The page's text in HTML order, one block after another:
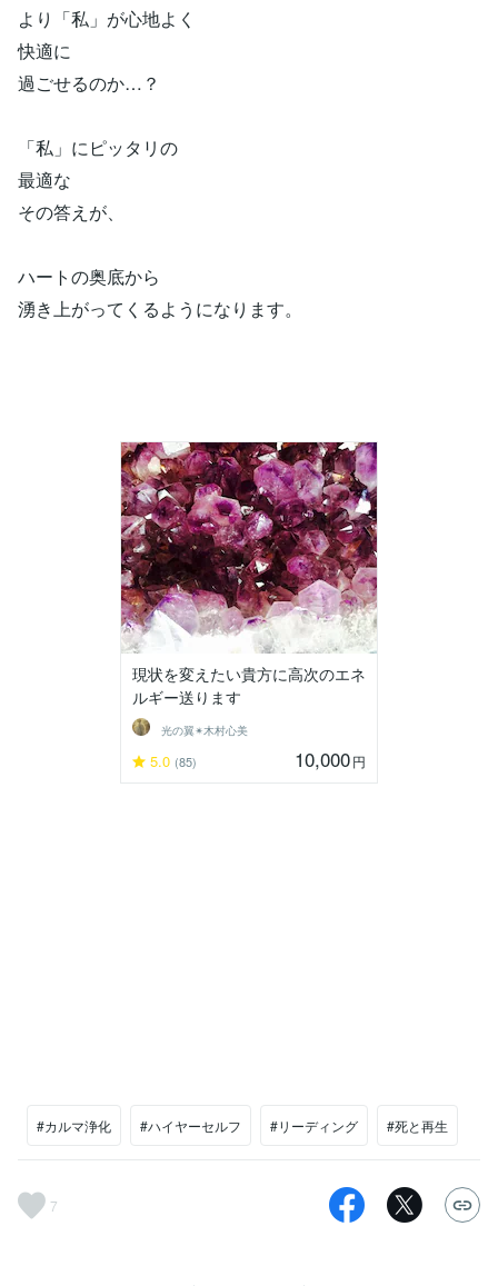
より「私」が心地よく
快適に
過ごせるのか…？
「私」にピッタリの
最適な
その答えが、
ハートの奥底から
湧き上がってくるようになります。
現状を変えたい貴方に高次のエネ
ルギー送ります
光の翼✴︎木村心美
5.0 (85) 10,000円
#カルマ浄化 #ハイヤーセルフ #リーディング #死と再生
7